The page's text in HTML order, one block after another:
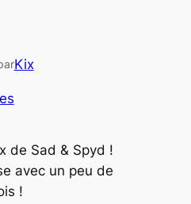
Kix
de Sad & Spyd !
avec un peu de
!